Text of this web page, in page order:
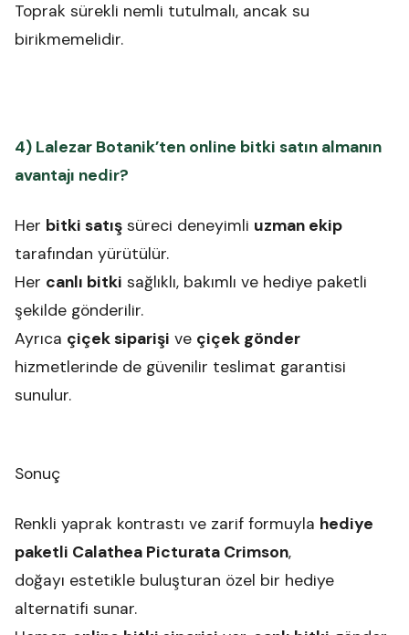
Toprak sürekli nemli tutulmalı, ancak su
birikmemelidir.
4) Lalezar Botanik’ten online bitki satın almanın
avantajı nedir?
Her bitki satış süreci deneyimli uzman ekip
tarafından yürütülür.
Her canlı bitki sağlıklı, bakımlı ve hediye paketli
şekilde gönderilir.
Ayrıca çiçek siparişi ve çiçek gönder
hizmetlerinde de güvenilir teslimat garantisi
sunulur.
Sonuç
Renkli yaprak kontrastı ve zarif formuyla hediye
paketli Calathea Picturata Crimson,
doğayı estetikle buluşturan özel bir hediye
alternatifi sunar.